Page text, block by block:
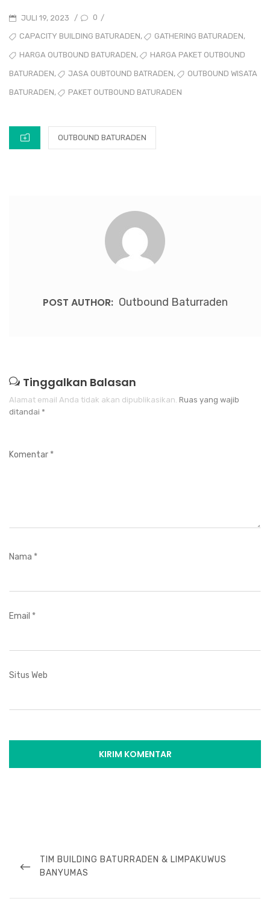
POSTED
ON
JULI 19, 2023 / 0 /
TAGSCAPACITY BUILDING BATURADEN, GATHERING BATURADEN,
HARGA OUTBOUND BATURADEN, HARGA PAKET OUTBOUND
BATURADEN, JASA OUBTOUND BATRADEN, OUTBOUND WISATA
BATURADEN, PAKET OUTBOUND BATURADEN
CATEGORIES
OUTBOUND BATURADEN
POST AUTHOR: Outbound Baturraden
Tinggalkan Balasan
Alamat email Anda tidak akan dipublikasikan. Ruas yang wajib
ditandai *
Komentar *
Nama *
Email *
Situs Web
PREVIOUS
POST
TIM BUILDING BATURRADEN & LIMPAKUWUS
BANYUMAS